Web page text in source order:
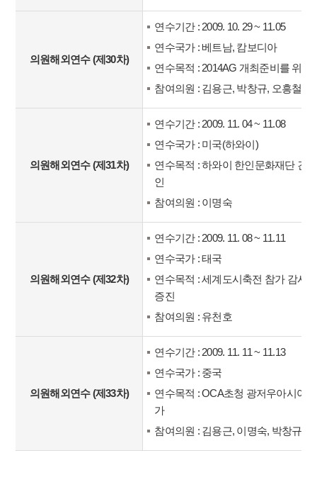
의원해외연수 (제30차)
연수기간 : 2009. 10. 29 ~ 11.05
연수국가 : 베트남, 캄보디아
연수목적 : 2014AG 개최준비를 위한
참여의원 : 김용근, 박창규, 오흥철,
의원해외연수 (제31차)
연수기간 : 2009. 11. 04 ~ 11.08
연수국가 : 미국(하와이)
연수목적 : 하와이 한인문화재단 건
인
참여의원 : 이명숙
의원해외연수 (제32차)
연수기간 : 2009. 11. 08 ~ 11.11
연수국가 : 태국
연수목적 : 세계도시축전 참가 감사,
증진
참여의원 : 유천호
의원해외연수 (제33차)
연수기간 : 2009. 11. 11 ~ 11.13
연수국가 : 중국
연수목적 : OCA초청 광저우아시아
가
참여의원 : 김용근, 이명숙, 박창규,